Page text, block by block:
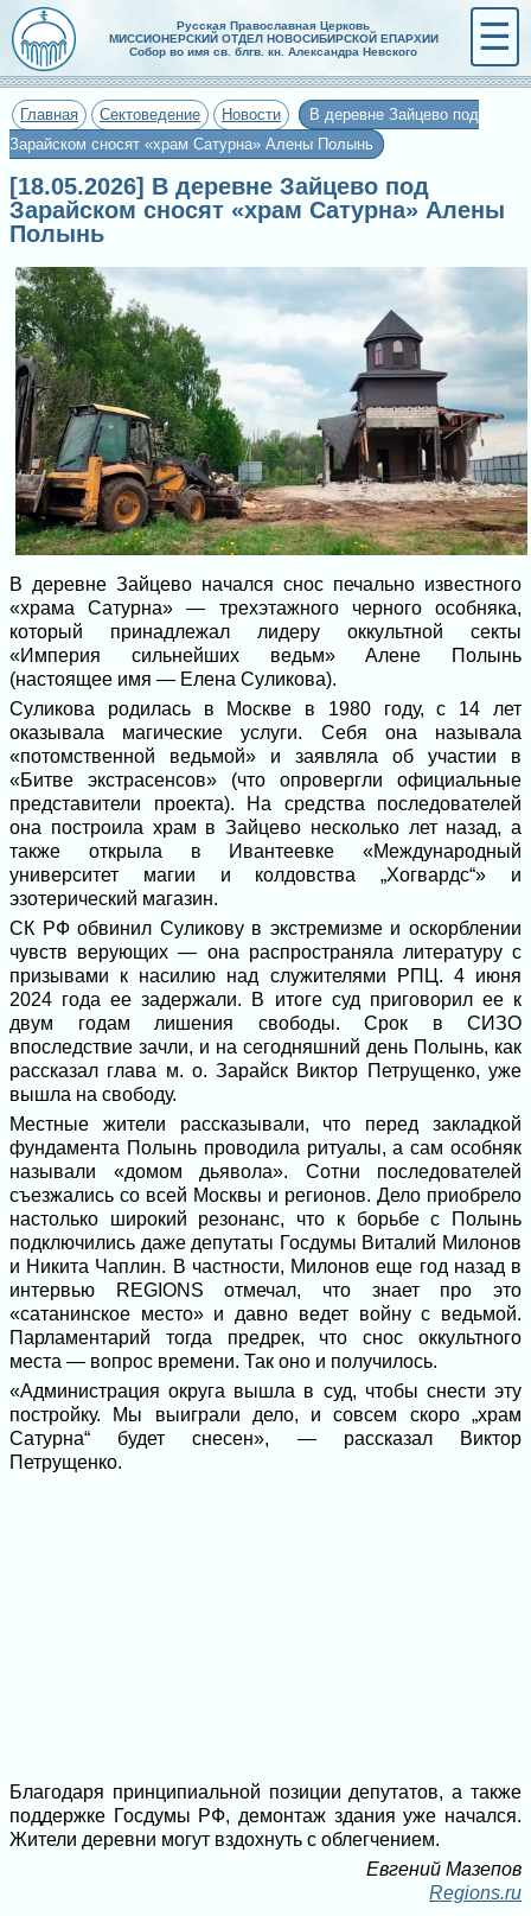
Русская Православная Церковь
МИССИОНЕРСКИЙ ОТДЕЛ НОВОСИБИРСКОЙ ЕПАРХИИ
Собор во имя св. блгв. кн. Александра Невского
☰
Главная Сектоведение Новости
В деревне Зайцево под
Зарайском сносят «храм Сатурна» Алены Полынь
[18.05.2026] В деревне Зайцево под
Зарайском сносят «храм Сатурна» Алены
Полынь
В деревне Зайцево начался снос печально известного
«храма Сатурна» — трехэтажного черного особняка,
который принадлежал лидеру оккультной секты
«Империя сильнейших ведьм» Алене Полынь
(настоящее имя — Елена Суликова).
Суликова родилась в Москве в 1980 году, с 14 лет
оказывала магические услуги. Себя она называла
«потомственной ведьмой» и заявляла об участии в
«Битве экстрасенсов» (что опровергли официальные
представители проекта). На средства последователей
она построила храм в Зайцево несколько лет назад, а
также открыла в Ивантеевке «Международный
университет магии и колдовства „Хогвардс“» и
эзотерический магазин.
СК РФ обвинил Суликову в экстремизме и оскорблении
чувств верующих — она распространяла литературу с
призывами к насилию над служителями РПЦ. 4 июня
2024 года ее задержали. В итоге суд приговорил ее к
двум годам лишения свободы. Срок в СИЗО
впоследствие зачли, и на сегодняшний день Полынь, как
рассказал глава м. о. Зарайск Виктор Петрущенко, уже
вышла на свободу.
Местные жители рассказывали, что перед закладкой
фундамента Полынь проводила ритуалы, а сам особняк
называли «домом дьявола». Сотни последователей
съезжались со всей Москвы и регионов. Дело приобрело
настолько широкий резонанс, что к борьбе с Полынь
подключились даже депутаты Госдумы Виталий Милонов
и Никита Чаплин. В частности, Милонов еще год назад в
интервью REGIONS отмечал, что знает про это
«сатанинское место» и давно ведет войну с ведьмой.
Парламентарий тогда предрек, что снос оккультного
места — вопрос времени. Так оно и получилось.
«Администрация округа вышла в суд, чтобы снести эту
постройку. Мы выиграли дело, и совсем скоро „храм
Сатурна“ будет снесен», — рассказал Виктор
Петрущенко.
Благодаря принципиальной позиции депутатов, а также
поддержке Госдумы РФ, демонтаж здания уже начался.
Жители деревни могут вздохнуть с облегчением.
Евгений Мазепов
Regions.ru